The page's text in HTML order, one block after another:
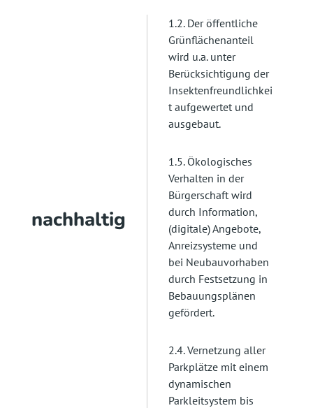
nachhaltig
1.2. Der öffentliche
Grünflächenanteil
wird u.a. unter
Berücksichtigung der
Insektenfreundlichkei
t aufgewertet und
ausgebaut.
1.5. Ökologisches
Verhalten in der
Bürgerschaft wird
durch Information,
(digitale) Angebote,
Anreizsysteme und
bei Neubauvorhaben
durch Festsetzung in
Bebauungsplänen
gefördert.
2.4. Vernetzung aller
Parkplätze mit einem
dynamischen
Parkleitsystem bis